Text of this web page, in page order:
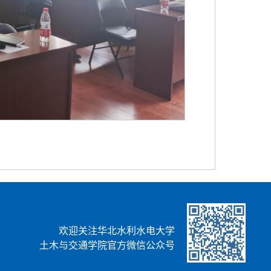
欢迎关注华北水利水电大学
土木与交通学院官方微信公众号